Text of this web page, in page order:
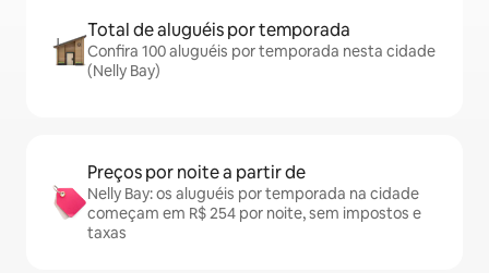
Total de aluguéis por temporada
Confira 100 aluguéis por temporada nesta cidade
(Nelly Bay)
Preços por noite a partir de
Nelly Bay: os aluguéis por temporada na cidade
começam em R$ 254 por noite, sem impostos e
taxas